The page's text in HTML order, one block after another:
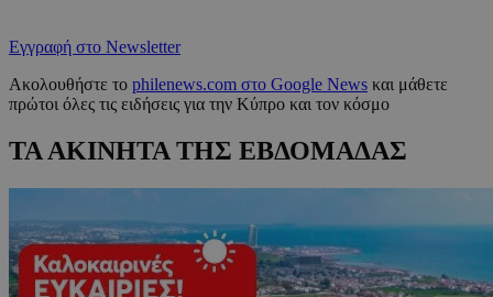
Εγγραφή στο Newsletter
Ακολουθήστε το philenews.com στο Google News και μάθετε
πρώτοι όλες τις ειδήσεις για την Κύπρο και τον κόσμο
ΤΑ ΑΚΙΝΗΤΑ ΤΗΣ ΕΒΔΟΜΑΔΑΣ